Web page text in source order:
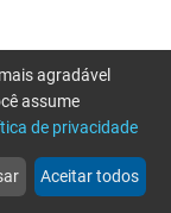
more_horiz
Mais
agradável
assume
de privacidade
Aceitar todos